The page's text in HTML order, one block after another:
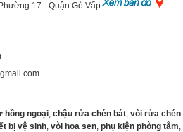
17 - Quận Gò Vấp
hồng ngoại, chậu rửa chén bát, vòi rửa chén
bị vệ sinh, vòi hoa sen, phụ kiện phòng tắm,